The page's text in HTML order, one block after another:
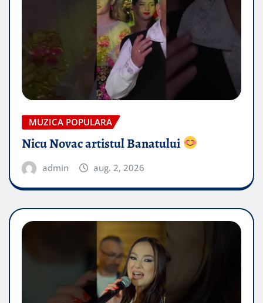
MUZICA POPULARA
Nicu Novac artistul Banatului
admin aug. 2, 2026